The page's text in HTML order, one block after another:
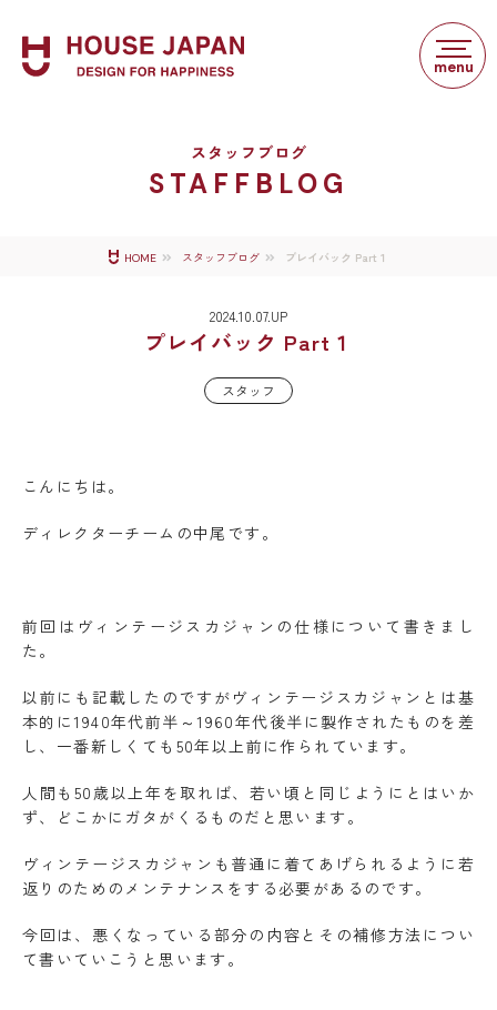
スタッフブログ
STAFFBLOG
HOME スタッフブログ プレイバック Part１
2024.10.07.UP
プレイバック Part１
スタッフ
こんにちは。
ディレクターチームの中尾です。
前回はヴィンテージスカジャンの仕様について書きまし
た。
以前にも記載したのですがヴィンテージスカジャンとは基
本的に1940年代前半～1960年代後半に製作されたものを差
し、一番新しくても50年以上前に作られています。
人間も50歳以上年を取れば、若い頃と同じようにとはいか
ず、どこかにガタがくるものだと思います。
ヴィンテージスカジャンも普通に着てあげられるように若
返りのためのメンテナンスをする必要があるのです。
今回は、悪くなっている部分の内容とその補修方法につい
て書いていこうと思います。